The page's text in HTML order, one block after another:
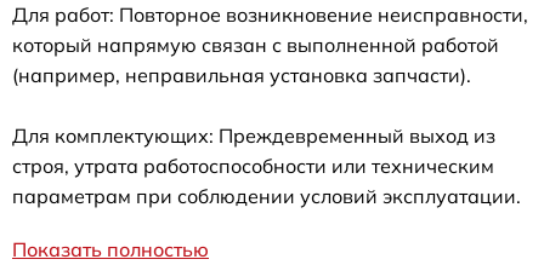
Для работ: Повторное возникновение неисправности,
который напрямую связан с выполненной работой
(например, неправильная установка запчасти).
Для комплектующих: Преждевременный выход из
строя, утрата работоспособности или техническим
параметрам при соблюдении условий эксплуатации.
Показать полностью